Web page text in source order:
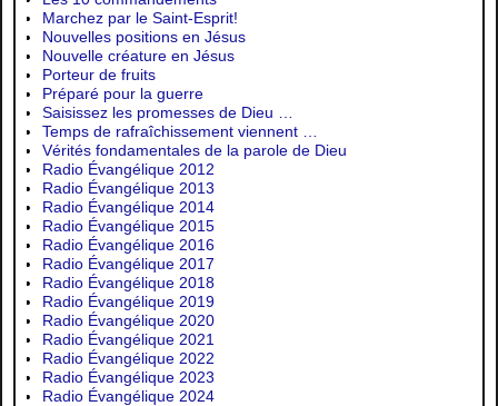
Marchez par le Saint-Esprit!
Nouvelles positions en Jésus
Nouvelle créature en Jésus
Porteur de fruits
Préparé pour la guerre
Saisissez les promesses de Dieu …
Temps de rafraîchissement viennent …
Vérités fondamentales de la parole de Dieu
Radio Évangélique 2012
Radio Évangélique 2013
Radio Évangélique 2014
Radio Évangélique 2015
Radio Évangélique 2016
Radio Évangélique 2017
Radio Évangélique 2018
Radio Évangélique 2019
Radio Évangélique 2020
Radio Évangélique 2021
Radio Évangélique 2022
Radio Évangélique 2023
Radio Évangélique 2024